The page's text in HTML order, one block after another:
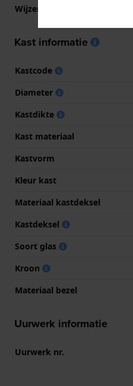
Wijzer kleuren (u,m,s)
Kast informatie
Kastcode
Diameter
Kastdikte
Kast materiaal
Kastvorm
Kleur kast
Materiaal kastdeksel
Kastdeksel
Soort glas
Kroon
Materiaal bezel
Uurwerk informatie
Uurwerk nr.